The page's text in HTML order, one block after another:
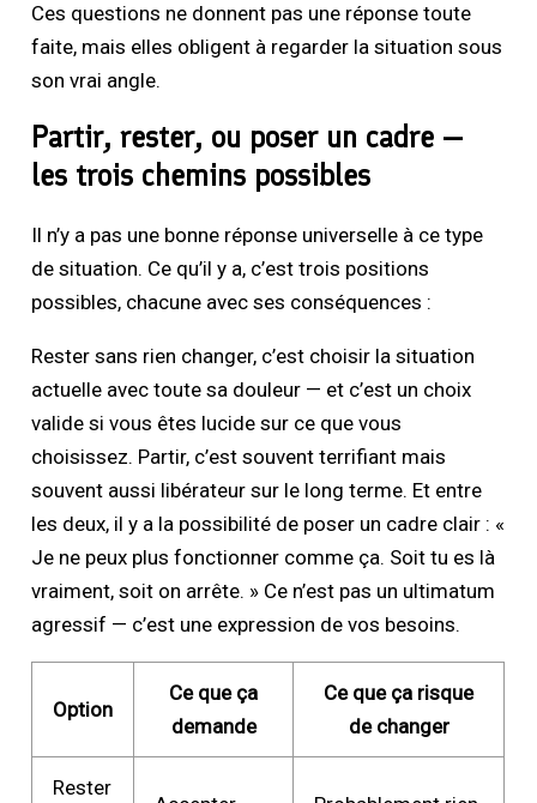
Ces questions ne donnent pas une réponse toute
faite, mais elles obligent à regarder la situation sous
son vrai angle.
Partir, rester, ou poser un cadre —
les trois chemins possibles
Il n’y a pas une bonne réponse universelle à ce type
de situation. Ce qu’il y a, c’est trois positions
possibles, chacune avec ses conséquences :
Rester sans rien changer, c’est choisir la situation
actuelle avec toute sa douleur — et c’est un choix
valide si vous êtes lucide sur ce que vous
choisissez. Partir, c’est souvent terrifiant mais
souvent aussi libérateur sur le long terme. Et entre
les deux, il y a la possibilité de poser un cadre clair : «
Je ne peux plus fonctionner comme ça. Soit tu es là
vraiment, soit on arrête. » Ce n’est pas un ultimatum
agressif — c’est une expression de vos besoins.
Option
Ce que ça
demande
Ce que ça risque
de changer
Rester